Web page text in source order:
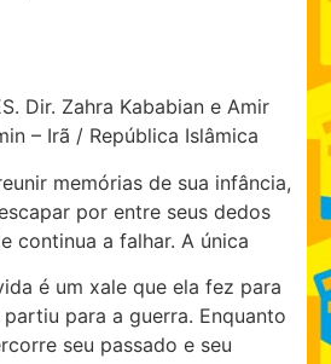
Dir. Zahra Kababian e Amir
– Irã / República Islâmica
memórias de sua infância,
por entre seus dedos
continua a falhar. A única
é um xale que ela fez para
para a guerra. Enquanto
seu passado e seu